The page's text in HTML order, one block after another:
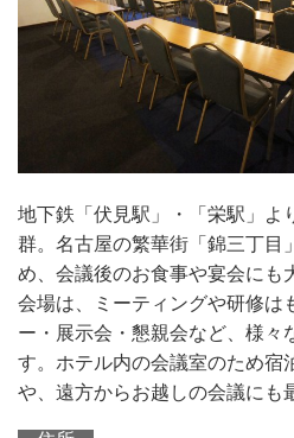
地下鉄「伏見駅」・「栄駅」よ
群。名古屋の繁華街「錦三丁目
め、会議後のお食事や宴会にも
会場は、ミーティングや研修は
ー・展示会・懇親会など、様々
す。ホテル内の会議室のため宿
や、遠方からお越しの会議にも